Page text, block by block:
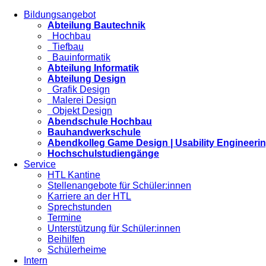
Bildungsangebot
Abteilung Bautechnik
Hochbau
Tiefbau
Bauinformatik
Abteilung Informatik
Abteilung Design
Grafik Design
Malerei Design
Objekt Design
Abendschule Hochbau
Bauhandwerkschule
Abendkolleg Game Design | Usability
Hochschulstudiengänge
Service
HTL Kantine
Stellenangebote für Schüler:innen
Karriere an der HTL
Sprechstunden
Termine
Unterstützung für Schüler:innen
Beihilfen
Schülerheime
Intern